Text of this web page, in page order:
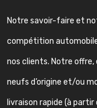
Notre savoir-faire et
compétition
nos clients. Notre offre,
neufs d’origine et/ou
livraison rapide (à